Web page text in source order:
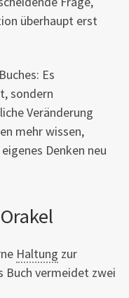
überhaupt erst
Es
sondern
Veränderung
mehr wissen,
Denken neu
Haltung zur
Buch vermeidet zwei